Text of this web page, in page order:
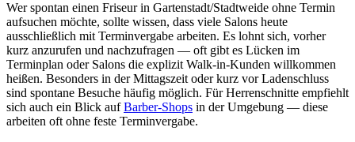
Wer spontan einen Friseur in Gartenstadt/Stadtweide ohne Termin
aufsuchen möchte, sollte wissen, dass viele Salons heute
ausschließlich mit Terminvergabe arbeiten. Es lohnt sich, vorher
kurz anzurufen und nachzufragen — oft gibt es Lücken im
Terminplan oder Salons die explizit Walk-in-Kunden willkommen
heißen. Besonders in der Mittagszeit oder kurz vor Ladenschluss
sind spontane Besuche häufig möglich. Für Herrenschnitte empfiehlt
sich auch ein Blick aufBarber-Shops in der Umgebung — diese
arbeiten oft ohne feste Terminvergabe.